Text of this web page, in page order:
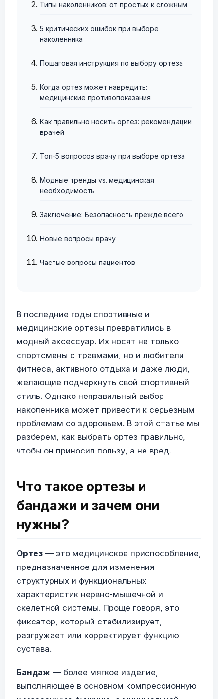
Типы наколенников: от простых к сложным
5 критических ошибок при выборе
наколенника
Пошаговая инструкция по выбору ортеза
Когда ортез может навредить:
медицинские противопоказания
Как правильно носить ортез: рекомендации
врачей
Топ-5 вопросов врачу при выборе ортеза
Модные тренды vs. медицинская
необходимость
Заключение: Безопасность прежде всего
Новые вопросы врачу
Частые вопросы пациентов
В последние годы спортивные и
медицинские ортезы превратились в
модный аксессуар. Их носят не только
спортсмены с травмами, но и любители
фитнеса, активного отдыха и даже люди,
желающие подчеркнуть свой спортивный
стиль. Однако неправильный выбор
наколенника может привести к серьезным
проблемам со здоровьем. В этой статье мы
разберем, как выбрать ортез правильно,
чтобы он приносил пользу, а не вред.
Что такое ортезы и
бандажи и зачем они
нужны?
Ортез — это медицинское приспособление,
предназначенное для изменения
структурных и функциональных
характеристик нервно-мышечной и
скелетной системы. Проще говоря, это
фиксатор, который стабилизирует,
разгружает или корректирует функцию
сустава.
Бандаж — более мягкое изделие,
выполняющее в основном компрессионную